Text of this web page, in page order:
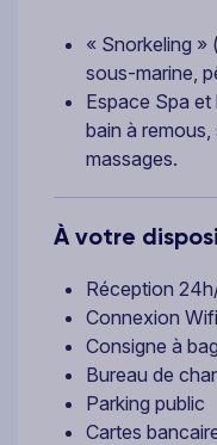
« Snorkeling »
sous-marine,
Espace Spa et
bain à
massages.
À votre
Réception
Connexion Wifi
Consigne à
Bureau de
Parking public
Cartes